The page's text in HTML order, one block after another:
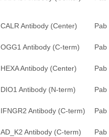
CALR Antibody (Center) Pab
OGG1 Antibody (C-term) Pab
HEXA Antibody (Center) Pab
DIO1 Antibody (N-term) Pab
IFNGR2 Antibody (C-term) Pab
AD_K2 Antibody (C-term) Pab